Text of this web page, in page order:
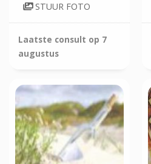
STUUR FOTO
Laatste consult op 7
augustus